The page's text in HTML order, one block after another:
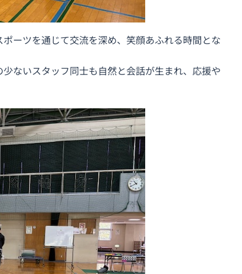
ーツを通じて交流を深め、笑顔あふれる時間とな
ないスタッフ同士も自然と会話が生まれ、応援や